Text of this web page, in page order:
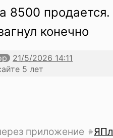
8500
конечно
5 лет
приложение